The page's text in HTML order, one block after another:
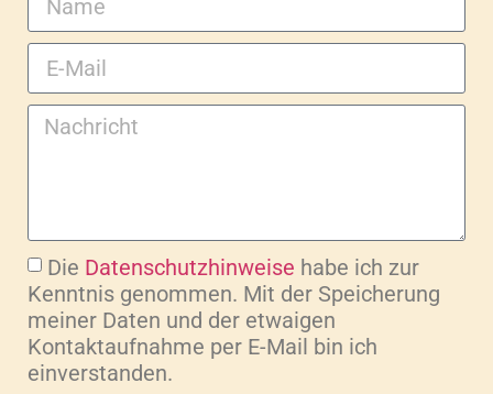
Die Datenschutzhinweise habe ich zur
Kenntnis genommen. Mit der Speicherung
meiner Daten und der etwaigen
Kontaktaufnahme per E-Mail bin ich
einverstanden.